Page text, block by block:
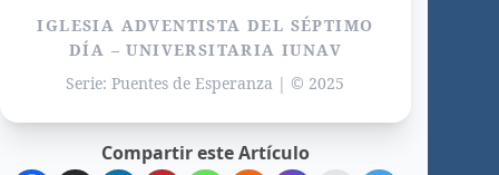
IGLESIA ADVENTISTA DEL SÉPTIMO
DÍA – UNIVERSITARIA IUNAV
Serie: Puentes de Esperanza | © 2025
Compartir este Artículo